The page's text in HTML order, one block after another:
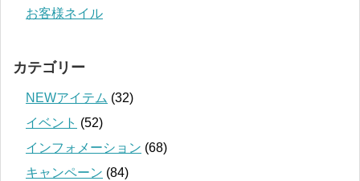
お客様ネイル
カテゴリー
NEWアイテム (32)
イベント (52)
インフォメーション (68)
キャンペーン (84)